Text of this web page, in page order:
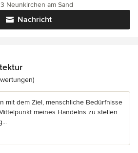
Nachricht
Neunkirchen am Sand
5 von 5 Sternen
mit dem Ziel, menschliche Bedürfnisse
meines Handelns zu stellen.